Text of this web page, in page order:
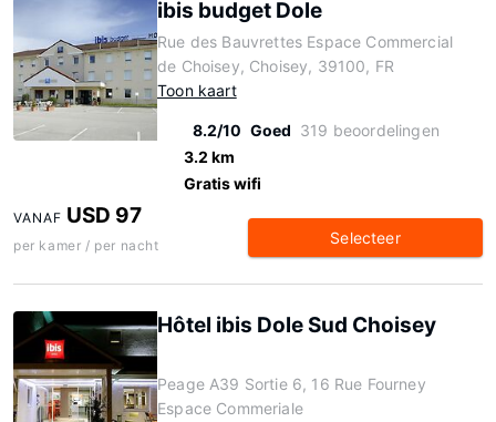
ibis budget Dole
Rue des Bauvrettes Espace Commercial
de Choisey, Choisey, 39100, FR
Toon kaart
8.2/10 Goed 319 beoordelingen
3.2 km
Gratis wifi
VANAF USD 97
per kamer / per nacht Selecteer
Hôtel ibis Dole Sud Choisey
Peage A39 Sortie 6, 16 Rue Fourney
Espace Commeriale